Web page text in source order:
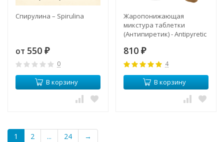
Спирулина – Spirulina
от 550 ₽
0
В корзину
Жаропонижающая
микстура таблетки
(Антипиретик) - Antipyretic
810 ₽
4
В корзину
1 2 ... 24 →